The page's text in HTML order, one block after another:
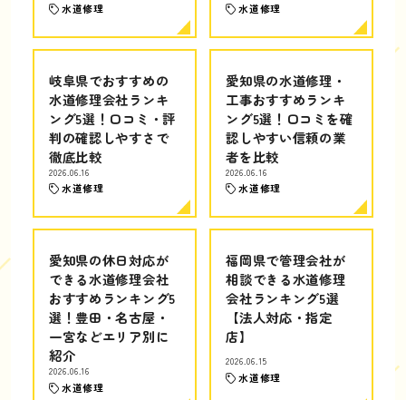
水道修理 水道修理
岐阜県でおすすめの
水道修理会社ランキ
ング5選！口コミ・評
判の確認しやすさで
徹底比較
2026.06.16
水道修理
愛知県の水道修理・
工事おすすめランキ
ング5選！口コミを確
認しやすい信頼の業
者を比較
2026.06.16
水道修理
愛知県の休日対応が
できる水道修理会社
おすすめランキング5
選！豊田・名古屋・
一宮などエリア別に
紹介
2026.06.16
水道修理
福岡県で管理会社が
相談できる水道修理
会社ランキング5選
【法人対応・指定
店】
2026.06.15
水道修理